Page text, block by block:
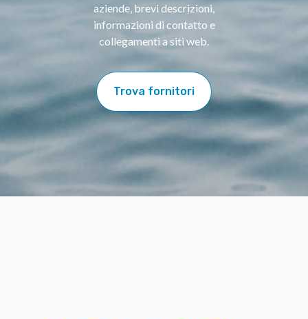
aziende, brevi descrizioni,
informazioni di contatto e
collegamenti a siti web.
Trova fornitori